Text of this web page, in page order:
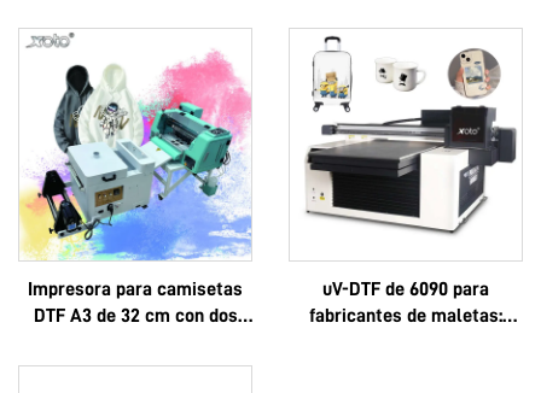
Impresora para camisetas
DTF A3 de 32 cm con dos
cabezales i1600A1
uV-DTF de 6090 para
fabricantes de maletas: